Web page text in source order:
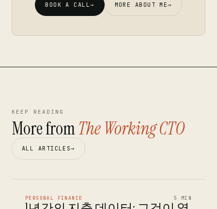
BOOK A CALL→ MORE ABOUT ME→
KEEP READING
More fromThe Working CTO
ALL ARTICLES→
PERSONAL FINANCE 5 MIN